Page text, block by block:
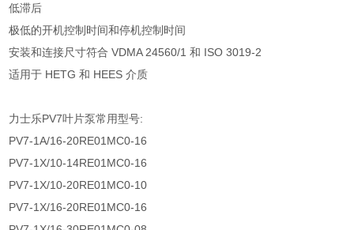
低滞后
极低的开机控制时间和停机控制时间
安装和连接尺寸符合 VDMA 24560/1 和 ISO 3019-2
适用于 HETG 和 HEES 介质
力士乐PV7叶片泵常用型号:
PV7-1A/16-20RE01MC0-16
PV7-1X/10-14RE01MC0-16
PV7-1X/10-20RE01MC0-10
PV7-1X/16-20RE01MC0-16